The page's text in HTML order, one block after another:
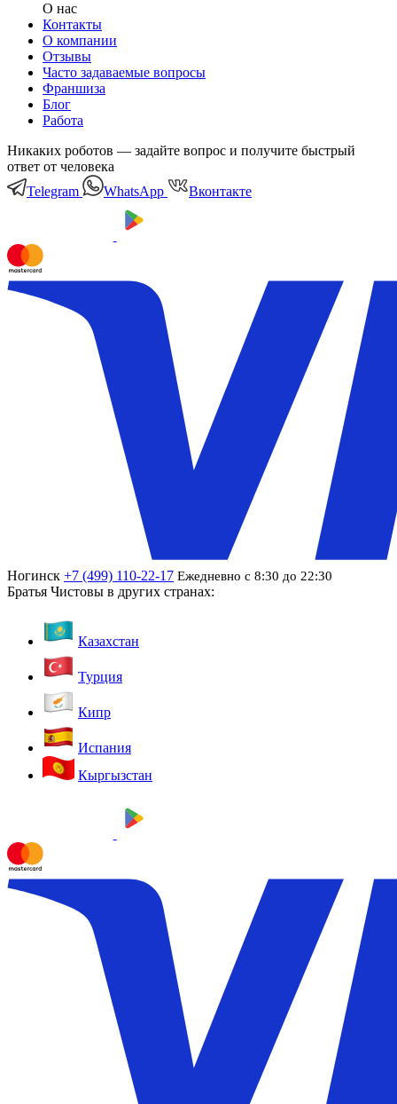
О нас
Контакты
О компании
Отзывы
Часто задаваемые вопросы
Франшиза
Блог
Работа
Никаких роботов — задайте вопрос и получите быстрый
ответ от человека
Telegram
WhatsApp Вконтакте
Ногинск +7 (499) 110-22-17 Ежедневно с 8:30 до 22:30
Братья Чистовы в других странах:
Казахстан
Турция
Кипр
Испания
Кыргызстан